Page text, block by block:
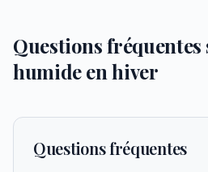
Questions
humide en hiver
Questions fréquentes